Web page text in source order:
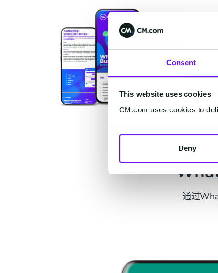
Consent
This website uses cookies
CM.com uses cookies to
Deny
通过